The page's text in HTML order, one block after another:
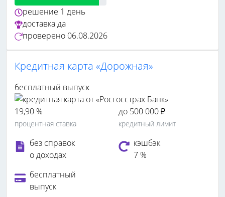
решение 1 день
доставкада
проверено 06.08.2026
Кредитная карта «Дорожная»
бесплатный выпуск
19,90 %
процентная ставка
до 500 000 ₽
кредитный лимит
без справок
о доходах
кэшбэк
7 %
бесплатный
выпуск